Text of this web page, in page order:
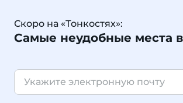
Скоро на «Тонкостях»:
Самые неудобные места